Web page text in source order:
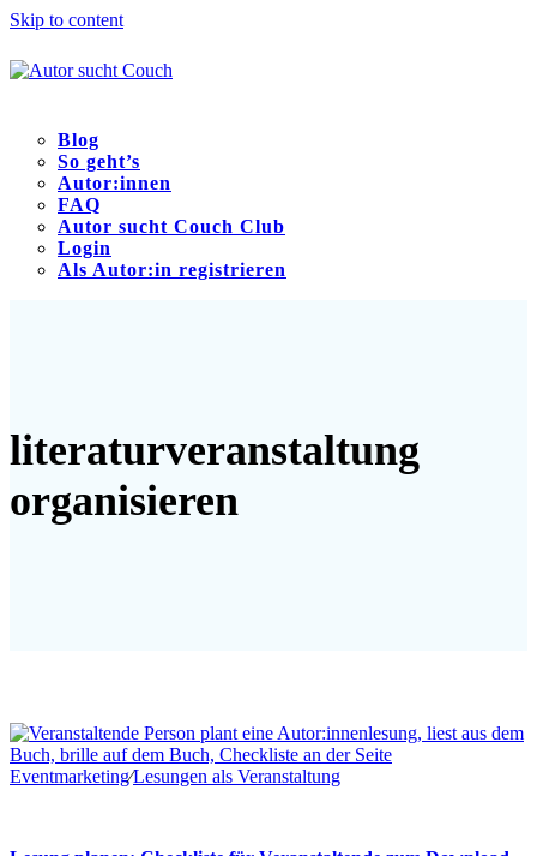
Skip to content
Blog
So geht’s
Autor:innen
FAQ
Autor sucht Couch Club
Login
Als Autor:in registrieren
literaturveranstaltung
organisieren
Eventmarketing∕Lesungen als Veranstaltung